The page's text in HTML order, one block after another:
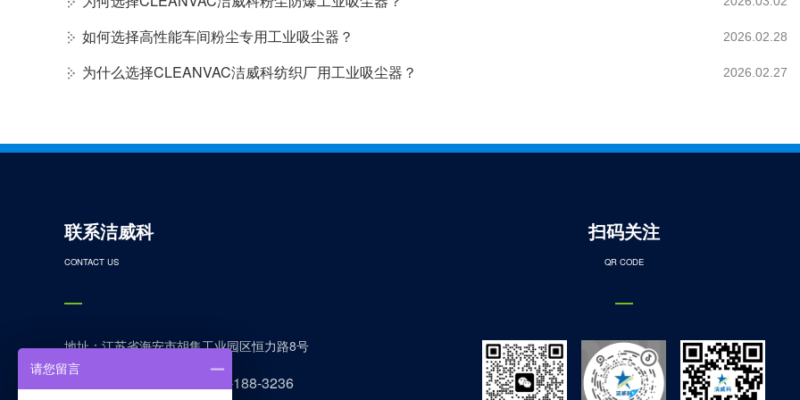
如何选择高性能车间粉尘专用工业吸尘器？ 2026.02.28
为什么选择CLEANVAC洁威科纺织厂用工业吸尘器？ 2026.02.27
联系洁威科
CONTACT US
地址：江苏省海安市胡集工业园区恒力路8号
13615226992 400-188-3236
扫码关注
QR CODE
请您留言